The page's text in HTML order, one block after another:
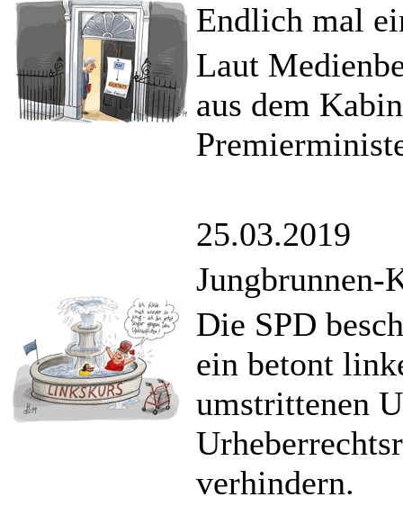
Endlich mal
Laut
aus dem
25.03.2019
Jungbrunnen-
Die SPD
ein betont
umstrittenen
verhindern.